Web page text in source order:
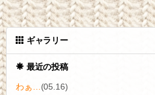
ギャラリー
最近の投稿
わぁ…(05.16)